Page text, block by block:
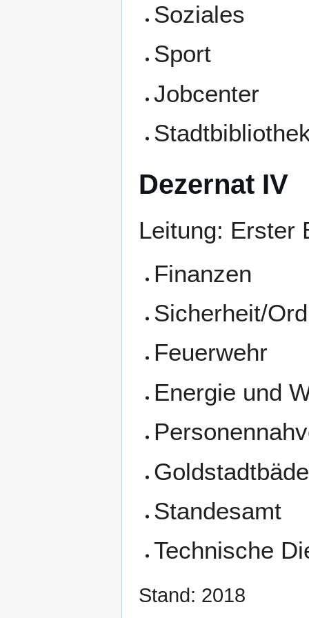
Soziales
Sport
Jobcenter
Dezernat IV
Leitung: Erster
Finanzen
Sicherheit/
Feuerwehr
Energie und
Standesamt
Technische
Stand: 2018